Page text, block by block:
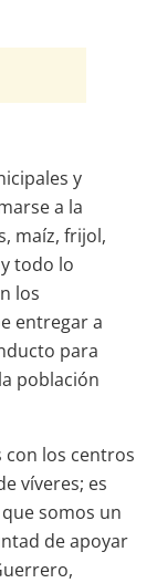
y
a la
maíz, frijol,
todo lo
los
entregar a
para
población
con los centros
víveres; es
somos un
de apoyar